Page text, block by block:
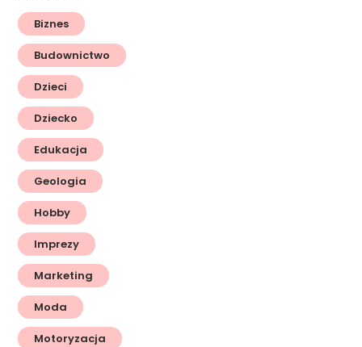
Biznes
Budownictwo
Dzieci
Dziecko
Edukacja
Geologia
Hobby
Imprezy
Marketing
Moda
Motoryzacja